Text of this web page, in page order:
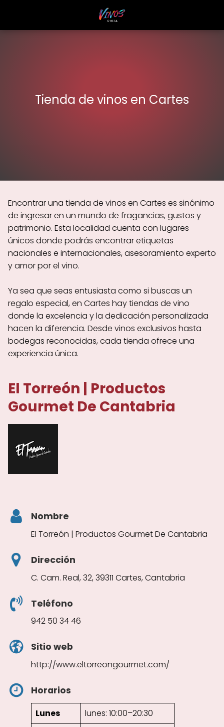
Tienda de vinos en Cartes
Encontrar una tienda de vinos en Cartes es sinónimo
de ingresar en un mundo de fragancias, gustos y
patrimonio. Esta localidad cuenta con lugares
únicos donde podrás encontrar etiquetas
nacionales e internacionales, asesoramiento experto
y amor por el vino.
Ya sea que seas entusiasta como si buscas un
regalo especial, en Cartes hay tiendas de vino
donde la excelencia y la dedicación personalizada
hacen la diferencia. Desde vinos exclusivos hasta
bodegas reconocidas, cada tienda ofrece una
experiencia única.
El Torreón | Productos
Gourmet De Cantabria
Nombre
El Torreón | Productos Gourmet De Cantabria
Dirección
C. Cam. Real, 32, 39311 Cartes, Cantabria
Teléfono
942 50 34 46
Sitio web
http://www.eltorreongourmet.com/
Horarios
Lunes
lunes: 10:00–20:30